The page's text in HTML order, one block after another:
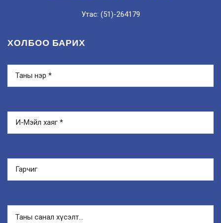
Утас: (51)-264179
ХОЛБОО БАРИХ